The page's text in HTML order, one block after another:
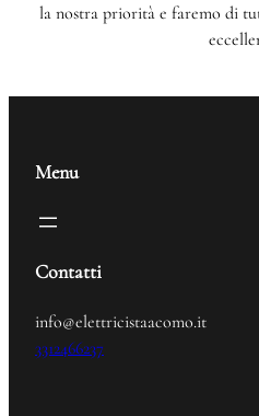
la nostra priorità e faremo di
Menu
Contatti
info@elettricistaacomo.it
3312466237